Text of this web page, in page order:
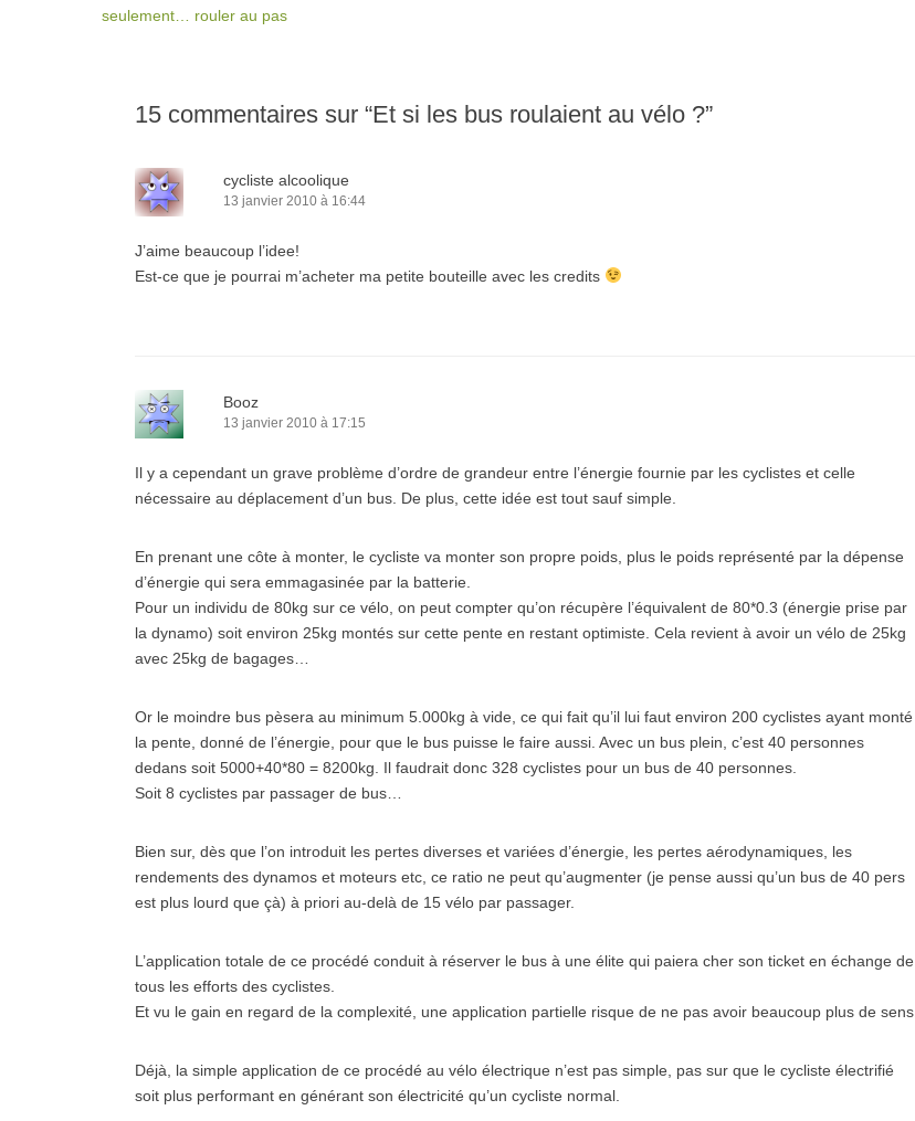
seulement… rouler au pas
15 commentaires sur “Et si les bus roulaient au vélo ?”
cycliste alcoolique
13 janvier 2010 à 16:44
J’aime beaucoup l’idee!
Est-ce que je pourrai m’acheter ma petite bouteille avec les credits
Booz
13 janvier 2010 à 17:15
Il y a cependant un grave problème d’ordre de grandeur entre l’énergie fournie par les cyclistes et celle
nécessaire au déplacement d’un bus. De plus, cette idée est tout sauf simple.
En prenant une côte à monter, le cycliste va monter son propre poids, plus le poids représenté par la dépense
d’énergie qui sera emmagasinée par la batterie.
Pour un individu de 80kg sur ce vélo, on peut compter qu’on récupère l’équivalent de 80*0.3 (énergie prise par
la dynamo) soit environ 25kg montés sur cette pente en restant optimiste. Cela revient à avoir un vélo de 25kg
avec 25kg de bagages…
Or le moindre bus pèsera au minimum 5.000kg à vide, ce qui fait qu’il lui faut environ 200 cyclistes ayant monté
la pente, donné de l’énergie, pour que le bus puisse le faire aussi. Avec un bus plein, c’est 40 personnes
dedans soit 5000+40*80 = 8200kg. Il faudrait donc 328 cyclistes pour un bus de 40 personnes.
Soit 8 cyclistes par passager de bus…
Bien sur, dès que l’on introduit les pertes diverses et variées d’énergie, les pertes aérodynamiques, les
rendements des dynamos et moteurs etc, ce ratio ne peut qu’augmenter (je pense aussi qu’un bus de 40 pers
est plus lourd que çà) à priori au-delà de 15 vélo par passager.
L’application totale de ce procédé conduit à réserver le bus à une élite qui paiera cher son ticket en échange de
tous les efforts des cyclistes.
Et vu le gain en regard de la complexité, une application partielle risque de ne pas avoir beaucoup plus de sens.
Déjà, la simple application de ce procédé au vélo électrique n’est pas simple, pas sur que le cycliste électrifié
soit plus performant en générant son électricité qu’un cycliste normal.